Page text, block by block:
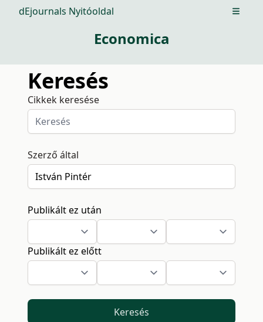
dEjournals Nyitóoldal Open
Economica
Keresés
Cikkek keresése
Szerző által
Publikált ez után
Publikált ez előtt
Keresés